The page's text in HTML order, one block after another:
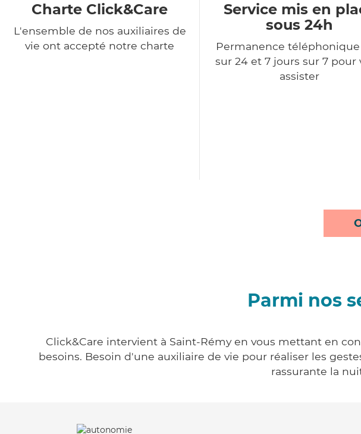
Charte Click&Care
L'ensemble de nos auxiliaires de
vie ont accepté notre charte
Service mis en
sous 24h
Permanence
sur 24 et 7 jours sur 7 pour
assister
Parmi nos
Click&Care intervient à Saint-Rémy en vous mettant en
besoins. Besoin d'une auxiliaire de vie pour réaliser les
rassurante la